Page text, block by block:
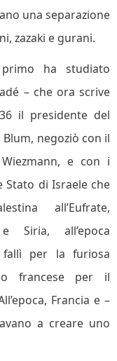
una separazione
zazaki e gurani.
ha studiato
– che ora scrive
il presidente del
negoziò con il
Wiezmann, e con i
Stato di Israele che
all’Eufrate,
Siria, all’epoca
per la furiosa
francese per il
Francia e –
a creare uno